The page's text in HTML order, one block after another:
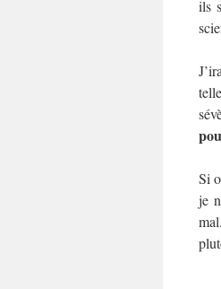
ils
Si
je